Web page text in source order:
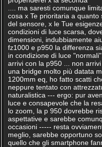
.... ma saresti comunque
cosa x Te prioritaria a
del sensore, x le Tue
condizioni di luce scarsa,
dimensioni, indubbiamente
fz1000 e p950 la differenza
in condizione di luce
arrivi con la p950 ... non
una bridge molto più datata
1200mm eq, ho fatto scatti
neppure tentato con
naturalistica --- ergo: pur
luce e consapevole che la
lo zoom, la p 950 dovrebbe
aspettative e sarebbe
occasioni ----- resta
meglio, sarebbe opportuno
quello che gli smartphone